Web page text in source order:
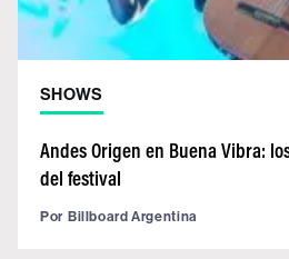
SHOWS
Andes Origen en Buena Vibra:
del festival
Por Billboard Argentina